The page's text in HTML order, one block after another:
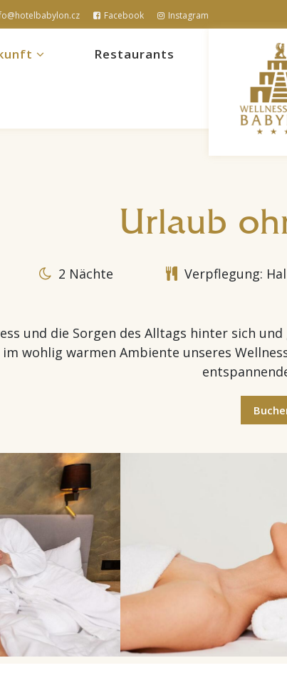
Facebook Instagram
Restaurants
Urlaub
2 Nächte Verpflegung:
und die Sorgen des Alltags hinter sich
im wohlig warmen Ambiente unseres